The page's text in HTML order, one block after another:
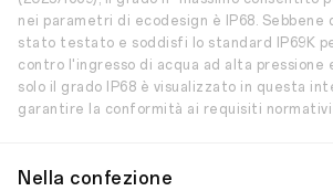
nei parametri di ecodesign è IP68. Sebbene
stato testato e soddisfi lo standard IP69K
contro l'ingresso di acqua ad alta pressione
solo il grado IP68 è visualizzato in questa
garantire la conformità ai requisiti normativi
Nella confezione